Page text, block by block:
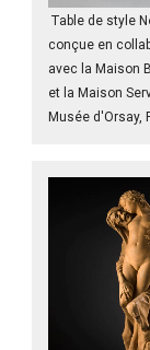
Table de style
conçue en
avec la Maison
et la Maison
Musée d'Orsay,